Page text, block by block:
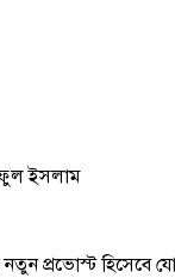
নতুন প্রভোস্ট